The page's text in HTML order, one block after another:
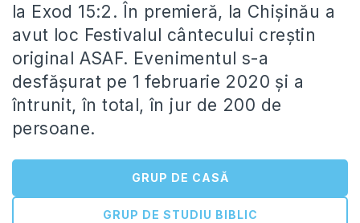
la Exod 15:2. În premieră, la Chișinău a
avut loc Festivalul cântecului creștin
original ASAF. Evenimentul s-a
desfășurat pe 1 februarie 2020 și a
întrunit, în total, în jur de 200 de
persoane.
GRUP DE CASĂ
GRUP DE STUDIU BIBLIC